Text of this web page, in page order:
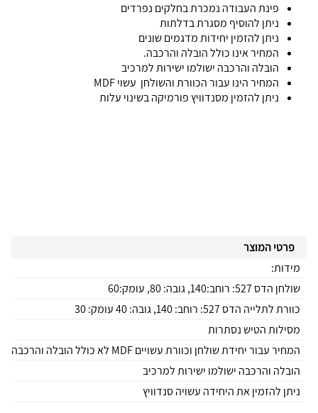
פינת העבודה נמכרת בחלקים נפרדים
ניתן להוסיף מסגרת בדלתות
ניתן להזמין יחידות מדגמים שונים
המחיר אינו כולל הובלה והרכבה.
הובלה והרכבה ישולמו ישירות למרכיב
המחיר הינו עבור הכוורת והשולחן עשוי MDF
ניתן להזמין מסנדוויץ פורמיקה בשינוי עלות
פרטי המוצר
מידות:
שולחן הדס 527: רוחב:140, גובה: 80, עומק:60
כוורת לתלייה הדס 527: רוחב: 140, גובה: 40 עומק: 30
מסילות הטיש נסתרות
המחיר עבור יחידת שולחן וכוורת עשויים MDF לא כולל הובלה והרכבה
הובלה והרכבה ישולמו ישירות למרכיב
ניתן להזמין את היחידה עשויה סנדוויץ